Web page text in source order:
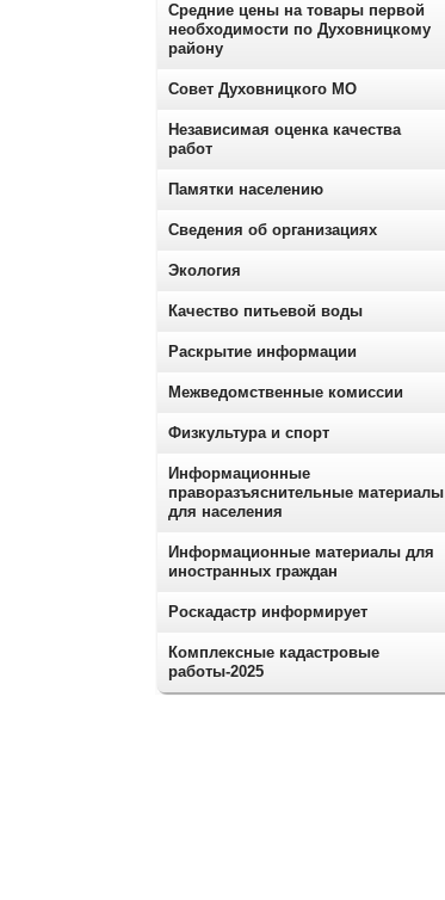
Средние цены на товары первой
необходимости по Духовницкому
району
Совет Духовницкого МО
Независимая оценка качества
работ
Памятки населению
Сведения об организациях
Экология
Качество питьевой воды
Раскрытие информации
Межведомственные комиссии
Физкультура и спорт
Информационные
праворазъяснительные материалы
для населения
Информационные материалы для
иностранных граждан
Роскадастр информирует
Комплексные кадастровые
работы-2025